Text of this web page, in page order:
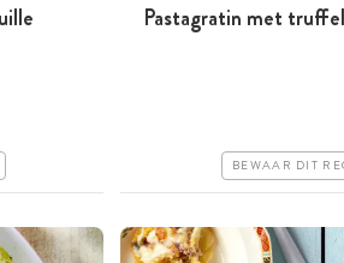
Pastagratin met
BEWAAR DIT